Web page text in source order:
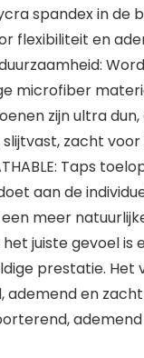
spandex in de
flexibiliteit en
microfiber
zijn ultra
zacht
Taps
aan de
meer
juiste gevoel is
prestatie. Het
en zacht